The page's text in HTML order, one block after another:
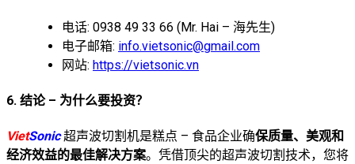
电话: 0938 49 33 66 (Mr. Hai – 海先生)
电子邮箱: info.vietsonic@gmail.com
网站: https://vietsonic.vn
6. 结论 – 为什么要投资？
VietSonic超声波切割机是糕点 – 食品企业确保质量、美观和
经济效益的最佳解决方案。凭借顶尖的超声波切割技术，您将